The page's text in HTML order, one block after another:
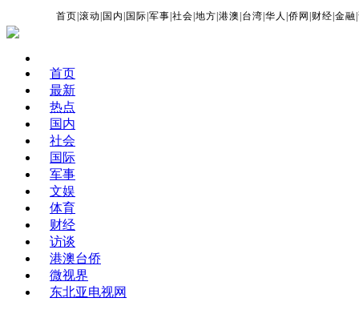
首页 |滚动 国内 国际 |军事 |社会 |地方 |港澳 台湾 |华人 |侨网 财经 |金融 |
首页
最新
热点
国内
社会
国际
军事
文娱
体育
财经
访谈
港澳台侨
微视界
东北亚电视网